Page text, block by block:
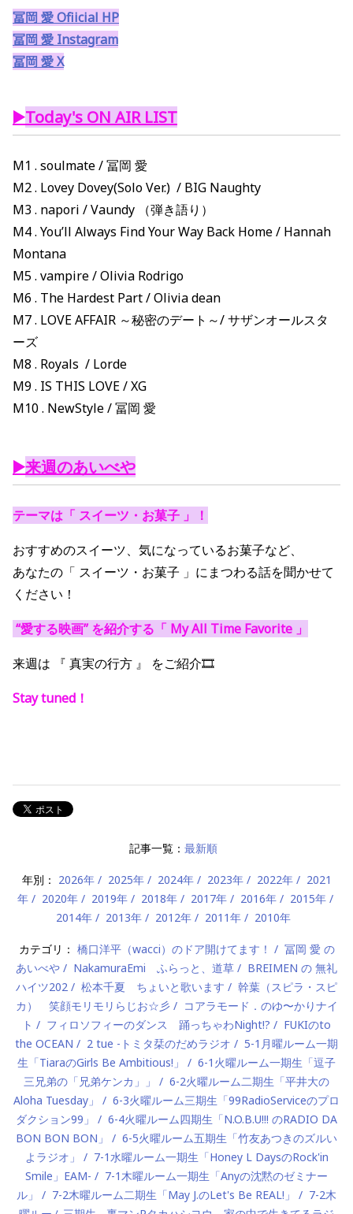
冨岡 愛 Ofiicial HP
冨岡 愛 Instagram
冨岡 愛 X
▶️Today's ON AIR LIST
M1 . soulmate / 冨岡 愛
M2 . Lovey Dovey(Solo Ver.) / BIG Naughty
M3 . napori / Vaundy （弾き語り）
M4 . You’ll Always Find Your Way Back Home / Hannah
Montana
M5 . vampire / Olivia Rodrigo
M6 . The Hardest Part / Olivia dean
M7 . LOVE AFFAIR ～秘密のデート～/ サザンオールスタ
ーズ
M8 . Royals / Lorde
M9 . IS THIS LOVE / XG
M10 . NewStyle / 冨岡 愛
▶️来週のあいべや
テーマは「 スイーツ・お菓子 」
！
おすすめのスイーツ、気になっているお菓子など、
あなたの「 スイーツ・お菓子 」にまつわる話を聞かせて
ください！
“愛する映画” を紹介する「 My All Time Favorite 」
来週は 『 真実の行方 』 をご紹介🎞️
Stay tuned！
記事一覧： 最新順
年別： 2026年 2025年 2024年 2023年 2022年
2021
年
2020年 2019年 2018年 2017年 2016年
2015年
2014年
2013年 2012年 2011年 2010年
カテゴリ： 橋口洋平（wacci）のドア開けてます！
冨岡 愛 の
あいべや
NakamuraEmi ふらっと、道草
BREIMEN の 無礼
ハイツ202
松本千夏 ちょいと歌います
幹葉（スピラ・スピ
カ） 笑顔モリモリらじお☆彡
コアラモード．のゆ〜かりナイ
ト
フィロソフィーのダンス 踊っちゃわNight!?
FUKIのto
the OCEAN
2 tue -トミタ栞のだめラジオ
5-1月曜ルーム一期
生「TiaraのGirls Be Ambitious!」
6-1火曜ルーム一期生「逗子
三兄弟の「兄弟ケンカ」」
6-2火曜ルーム二期生「平井大の
Aloha Tuesday」
6-3火曜ルーム三期生「99RadioServiceのプロ
ダクション99」
6-4火曜ルーム四期生「N.O.B.U!!! のRADIO DA
BON BON BON」
6-5火曜ルーム五期生「竹友あつきのズルい
よラジオ」
7-1水曜ルーム一期生「Honey L DaysのRock'in
Smile」EAM-
7-1木曜ルーム一期生「Anyの沈黙のゼミナー
ル」
7-2木曜ルーム二期生「May J.のLet's Be REAL!」
7-2木